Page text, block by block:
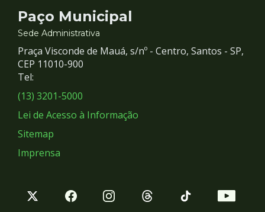
Contato
e
Redes
Sociais
Paço Municipal
Sede Administrativa
Praça Visconde de Mauá, s/nº - Centro, Santos - SP,
CEP 11010-900
Tel:
(13) 3201-5000
Lei de Acesso à Informação
Sitemap
Imprensa